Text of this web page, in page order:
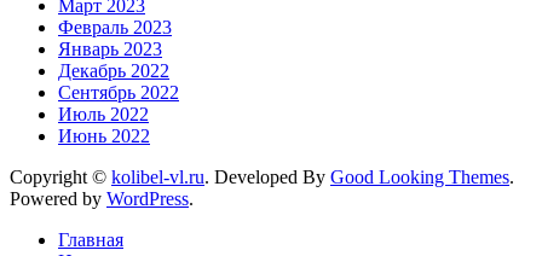
Март 2023
Февраль 2023
Январь 2023
Декабрь 2022
Сентябрь 2022
Июль 2022
Июнь 2022
Copyright © kolibel-vl.ru. Developed By Good Looking Themes.
Powered by WordPress.
Главная